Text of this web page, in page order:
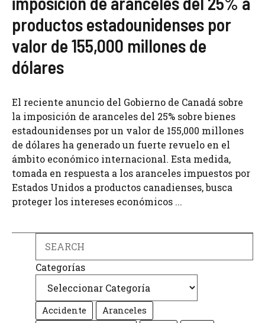
productos estadounidenses por
valor de 155,000 millones de
dólares
El reciente anuncio del Gobierno de Canadá sobre
la imposición de aranceles del 25% sobre bienes
estadounidenses por un valor de 155,000 millones
de dólares ha generado un fuerte revuelo en el
ámbito económico internacional. Esta medida,
tomada en respuesta a los aranceles impuestos por
Estados Unidos a productos canadienses, busca
proteger los intereses económicos ...
Categorías
Accidente
Aranceles